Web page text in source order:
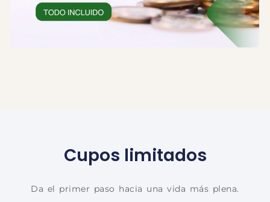
Cupos limitados
Da el primer paso hacia una vida más plena.